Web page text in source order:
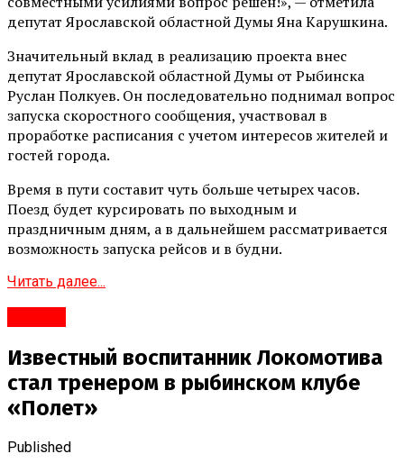
депутат Ярославской областной Думы Яна Карушкина.
Значительный вклад в реализацию проекта внес
депутат Ярославской областной Думы от Рыбинска
Руслан Полкуев. Он последовательно поднимал вопрос
запуска скоростного сообщения, участвовал в
проработке расписания с учетом интересов жителей и
гостей города.
Время в пути составит чуть больше четырех часов.
Поезд будет курсировать по выходным и
праздничным дням, а в дальнейшем рассматривается
возможность запуска рейсов и в будни.
Читать далее...
Известный воспитанник Локомотива
стал тренером в рыбинском клубе
«Полет»
Published